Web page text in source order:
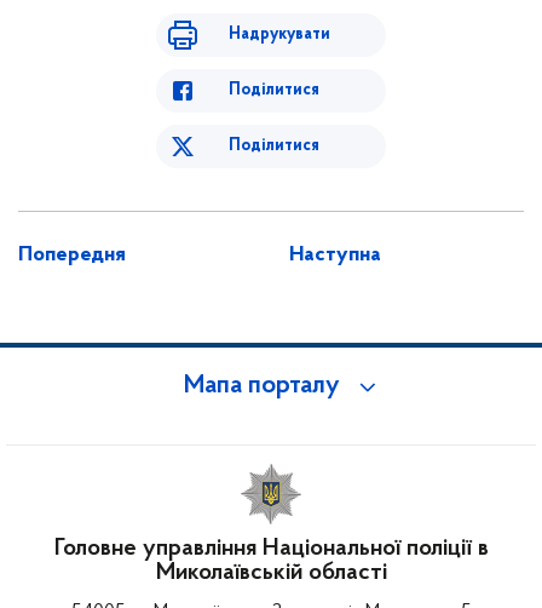
Надрукувати
Поділитися
Поділитися
Попередня Наступна
Мапа порталу
Головне управління Національної поліції в
Миколаївській області